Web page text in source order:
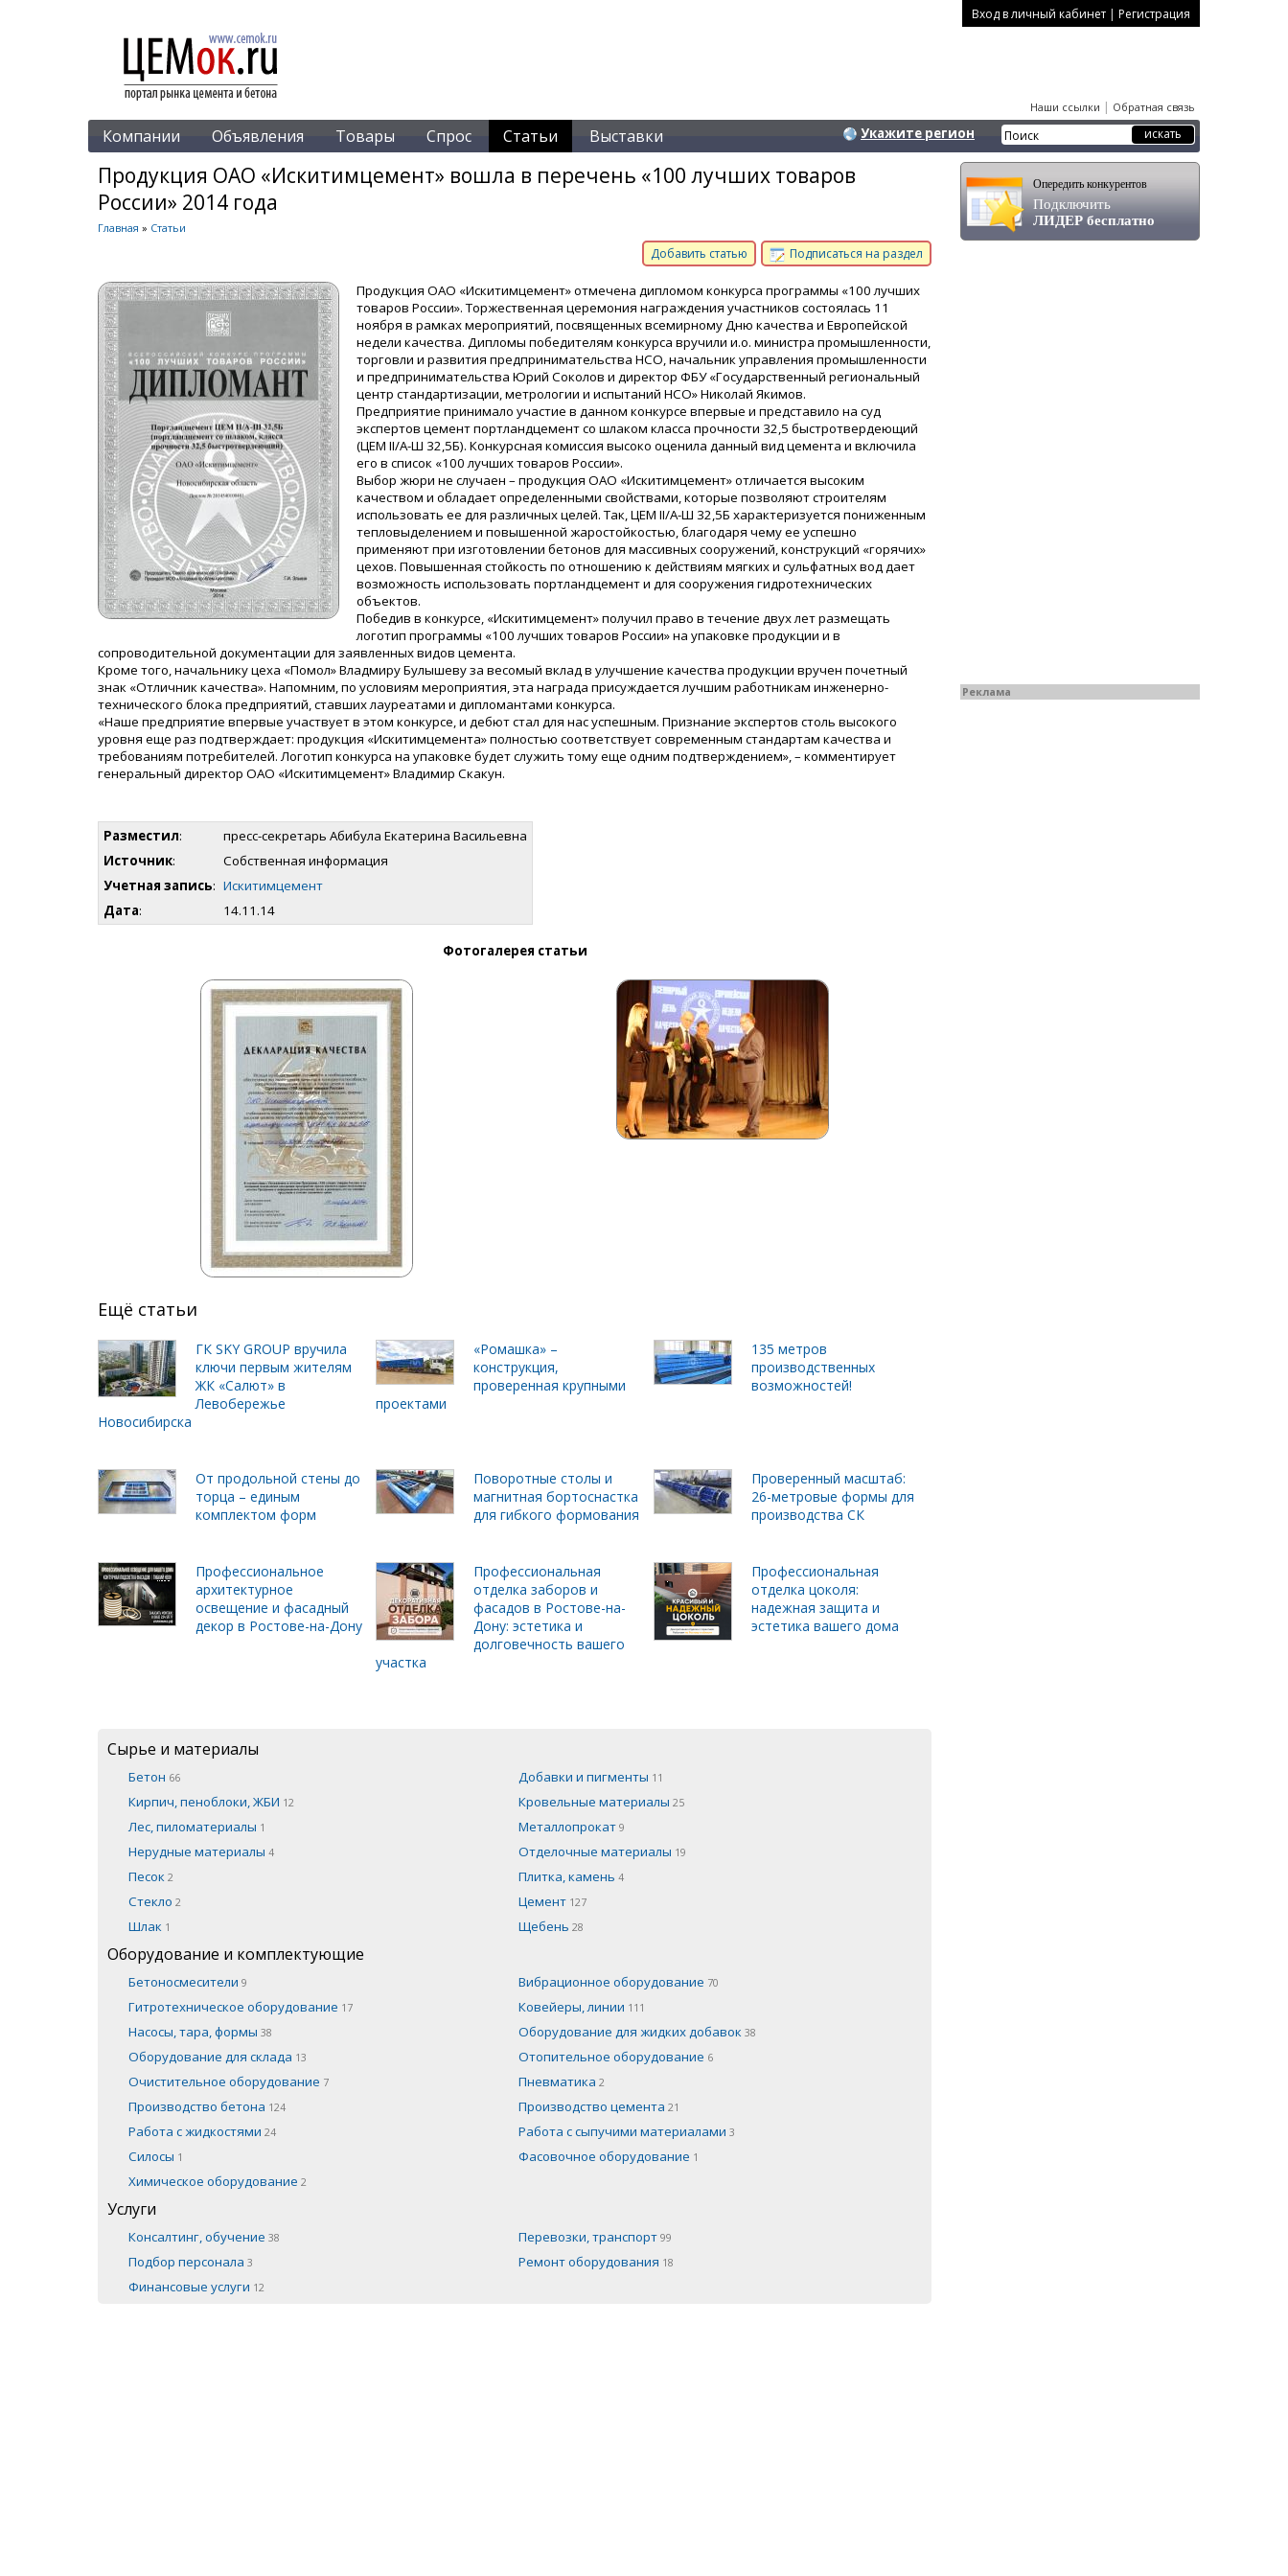
Вход в личный кабинет | Регистрация
Наши ссылки | Обратная связь
Компании Объявления Товары Спрос Статьи Выставки Укажите регион
Продукция ОАО «Искитимцемент» вошла в перечень «100 лучших товаров
России» 2014 года
Главная » Статьи
Добавить статью Подписаться на раздел
Продукция ОАО «Искитимцемент» отмечена дипломом конкурса программы «100 лучших
товаров России». Торжественная церемония награждения участников состоялась 11
ноября в рамках мероприятий, посвященных всемирному Дню качества и Европейской
недели качества. Дипломы победителям конкурса вручили и.о. министра промышленности,
торговли и развития предпринимательства НСО, начальник управления промышленности
и предпринимательства Юрий Соколов и директор ФБУ «Государственный региональный
центр стандартизации, метрологии и испытаний НСО» Николай Якимов.
Предприятие принимало участие в данном конкурсе впервые и представило на суд
экспертов цемент портландцемент со шлаком класса прочности 32,5 быстротвердеющий
(ЦЕМ II/А-Ш 32,5Б). Конкурсная комиссия высоко оценила данный вид цемента и включила
его в список «100 лучших товаров России».
Выбор жюри не случаен – продукция ОАО «Искитимцемент» отличается высоким
качеством и обладает определенными свойствами, которые позволяют строителям
использовать ее для различных целей. Так, ЦЕМ II/А-Ш 32,5Б характеризуется пониженным
тепловыделением и повышенной жаростойкостью, благодаря чему ее успешно
применяют при изготовлении бетонов для массивных сооружений, конструкций «горячих»
цехов. Повышенная стойкость по отношению к действиям мягких и сульфатных вод дает
возможность использовать портландцемент и для сооружения гидротехнических
объектов.
Победив в конкурсе, «Искитимцемент» получил право в течение двух лет размещать
логотип программы «100 лучших товаров России» на упаковке продукции и в
сопроводительной документации для заявленных видов цемента.
Кроме того, начальнику цеха «Помол» Владмиру Булышеву за весомый вклад в улучшение качества продукции вручен почетный
знак «Отличник качества». Напомним, по условиям мероприятия, эта награда присуждается лучшим работникам инженерно-
технического блока предприятий, ставших лауреатами и дипломантами конкурса.
«Наше предприятие впервые участвует в этом конкурсе, и дебют стал для нас успешным. Признание экспертов столь высокого
уровня еще раз подтверждает: продукция «Искитимцемента» полностью соответствует современным стандартам качества и
требованиям потребителей. Логотип конкурса на упаковке будет служить тому еще одним подтверждением», – комментирует
генеральный директор ОАО «Искитимцемент» Владимир Скакун.
Разместил:
пресс-секретарь Абибула Екатерина Васильевна
Источник:
Собственная информация
Учетная запись: Искитимцемент
Дата: 14.11.14
Фотогалерея статьи
Ещё статьи
ГК SKY GROUP вручила
ключи первым жителям
ЖК «Салют» в
Левобережье
Новосибирска
«Ромашка» –
конструкция,
проверенная крупными
проектами
135 метров
производственных
возможностей!
От продольной стены до
торца – единым
комплектом форм
Поворотные столы и
магнитная бортоснастка
для гибкого формования
Проверенный масштаб:
26-метровые формы для
производства СК
Профессиональное
архитектурное
освещение и фасадный
декор в Ростове-на-Дону
Профессиональная
отделка заборов и
фасадов в Ростове-на-
Дону: эстетика и
долговечность вашего
участка
Профессиональная
отделка цоколя:
надежная защита и
эстетика вашего дома
Сырье и материалы
Бетон 66 Добавки и пигменты 11
Кирпич, пеноблоки, ЖБИ 12 Кровельные материалы 25
Лес, пиломатериалы 1 Металлопрокат 9
Нерудные материалы 4 Отделочные материалы 19
Песок 2 Плитка, камень 4
Стекло 2 Цемент 127
Шлак 1 Щебень 28
Оборудование и комплектующие
Бетоносмесители 9 Вибрационное оборудование 70
Гитротехническое оборудование 17 Ковейеры, линии 111
Насосы, тара, формы 38 Оборудование для жидких добавок 38
Оборудование для склада 13 Отопительное оборудование 6
Очистительное оборудование 7 Пневматика 2
Производство бетона 124 Производство цемента 21
Работа с жидкостями 24 Работа с сыпучими материалами 3
Силосы 1 Фасовочное оборудование 1
Химическое оборудование 2
Услуги
Консалтинг, обучение 38 Перевозки, транспорт 99
Подбор персонала 3 Ремонт оборудования 18
Финансовые услуги 12
Опередить конкурентов
Подключить
ЛИДЕР бесплатно
Реклама